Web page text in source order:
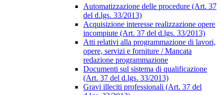
Automatizzazione delle procedure (Art. 37
del d.lgs. 33/2013)
Acquisizione interesse realizzazione opere
incompiute (Art. 37 del d.lgs. 33/2013)
Atti relativi alla programmazione di lavori,
opere, servizi e forniture / Mancata
redazione programmazione
Documenti sul sistema di qualificazione
(Art. 37 del d.lgs. 33/2013)
Gravi illeciti professionali (Art. 37 del